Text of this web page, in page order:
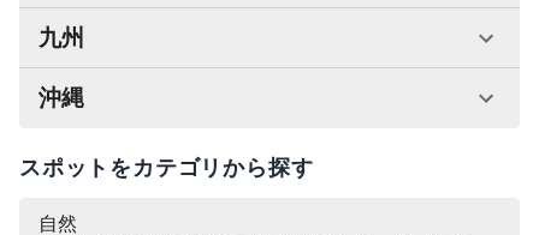
九州
沖縄
スポットをカテゴリから探す
自然